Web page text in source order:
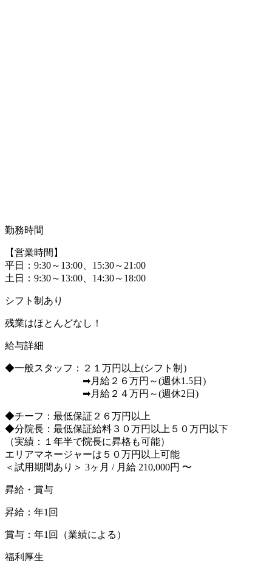
勤務時間
【営業時間】
平日：9:30～13:00、15:30～21:00
土日：9:30～13:00、14:30～18:00
シフト制あり
残業はほとんどなし！
給与詳細
◆一般スタッフ：２１万円以上(シフト制）
➡月給２６万円～(週休1.5日)
➡月給２４万円～(週休2日)
◆チーフ：最低保証２６万円以上
◆分院長：最低保証給料３０万円以上５０万円以下
（実績：１年半で院長に昇格も可能）
エリアマネージャーは５０万円以上可能
＜試用期間あり＞ 3ヶ月 / 月給 210,000円 〜
昇給・賞与
昇給：年1回
賞与：年1回（業績による）
福利厚生